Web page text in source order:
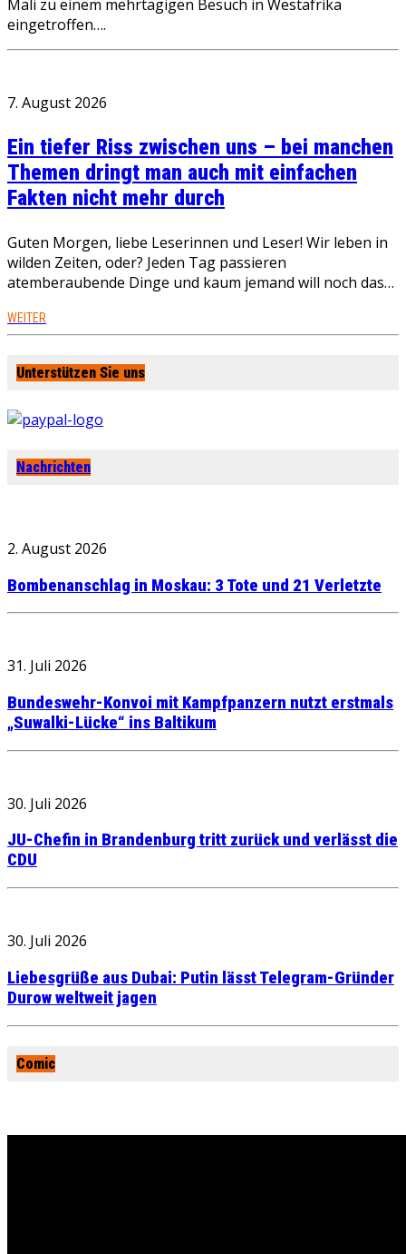
Mali zu einem mehrtägigen Besuch in Westafrika
eingetroffen….
7. August 2026
Ein tiefer Riss zwischen uns – bei manchen
Themen dringt man auch mit einfachen
Fakten nicht mehr durch
Guten Morgen, liebe Leserinnen und Leser! Wir leben in
wilden Zeiten, oder? Jeden Tag passieren
atemberaubende Dinge und kaum jemand will noch das…
WEITER
Unterstützen Sie uns
Nachrichten
2. August 2026
Bombenanschlag in Moskau: 3 Tote und 21 Verletzte
31. Juli 2026
Bundeswehr-Konvoi mit Kampfpanzern nutzt erstmals
„Suwalki-Lücke“ ins Baltikum
30. Juli 2026
JU-Chefin in Brandenburg tritt zurück und verlässt die
CDU
30. Juli 2026
Liebesgrüße aus Dubai: Putin lässt Telegram-Gründer
Durow weltweit jagen
Comic